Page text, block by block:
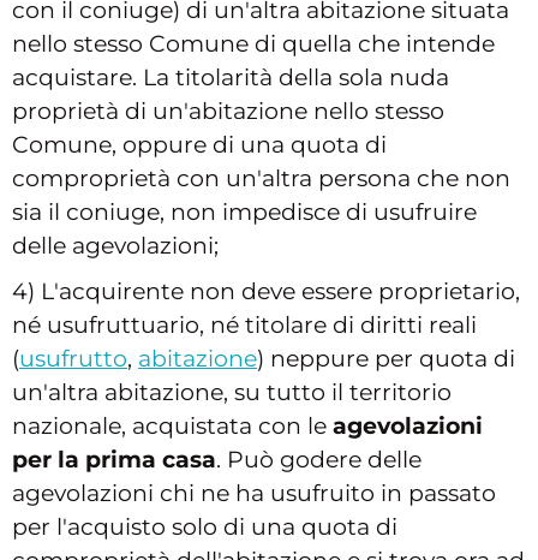
con il coniuge) di un'altra abitazione situata
nello stesso Comune di quella che intende
acquistare. La titolarità della sola nuda
proprietà di un'abitazione nello stesso
Comune, oppure di una quota di
comproprietà con un'altra persona che non
sia il coniuge, non impedisce di usufruire
delle agevolazioni;
4) L'acquirente non deve essere proprietario,
né usufruttuario, né titolare di diritti reali
(usufrutto, abitazione) neppure per quota di
un'altra abitazione, su tutto il territorio
nazionale, acquistata con le agevolazioni
per la prima casa. Può godere delle
agevolazioni chi ne ha usufruito in passato
per l'acquisto solo di una quota di